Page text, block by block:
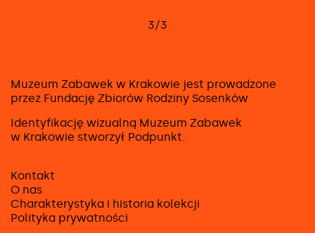
3/3
Muzeum Zabawek w Krakowie jest prowadzone
przez Fundację Zbiorów Rodziny Sosenków
Identyfikację wizualną Muzeum Zabawek
w Krakowie stworzył Podpunkt.
Kontakt
O nas
Charakterystyka i historia kolekcji
Polityka prywatności